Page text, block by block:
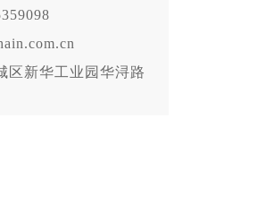
区新华工业园华浔路